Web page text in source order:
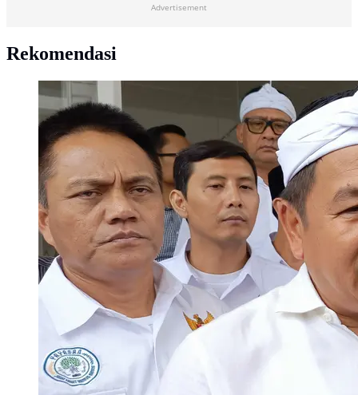
Advertisement
Rekomendasi